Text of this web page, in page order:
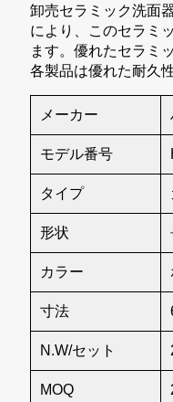
卸売セラミック洗面
により、このセラミ
ます。優れたセラミ
各製品は優れた耐久
メーカー
モデル番号
タイプ
形状
カラー
寸法
N.W/セット
MOQ